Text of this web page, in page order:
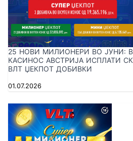
25 НОВИ МИЛИОНЕРИ ВО ЈУНИ:
КАСИНОС АВСТРИЈА ИСПЛАТИ
ВЛТ ЏЕКПОТ ДОБИВКИ
01.07.2026